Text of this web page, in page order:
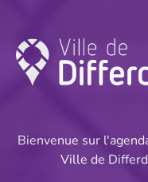
INFOS
Bienvenue sur
Ville de